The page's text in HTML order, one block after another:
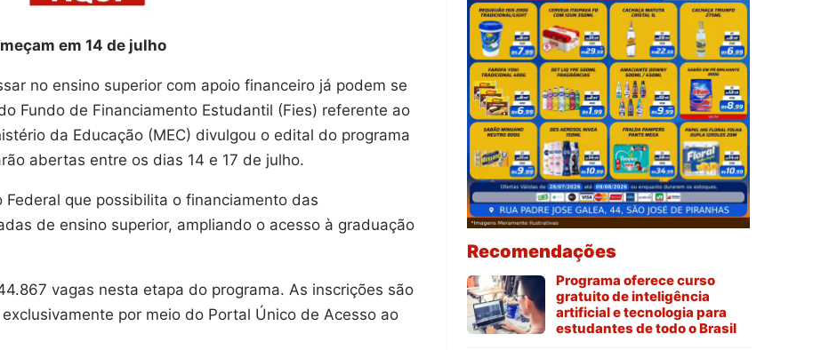
em 14 de julho
no ensino superior com apoio financeiro já podem se
Fundo de Financiamento Estudantil (Fies) referente ao
da Educação (MEC) divulgou o edital do programa
abertas entre os dias 14 e 17 de julho.
Federal que possibilita o financiamento das
de ensino superior, ampliando o acesso à graduação
vagas nesta etapa do programa. As inscrições são
por meio do Portal Único de Acesso ao
Recomendações
Programa oferece curso
gratuito de inteligência
artificial e tecnologia para
estudantes de todo o Brasil